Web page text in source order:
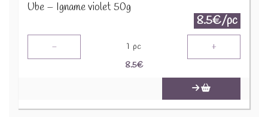
Ube – Igname violet 50g
8.5€/pc
- 1 pc +
8.5€